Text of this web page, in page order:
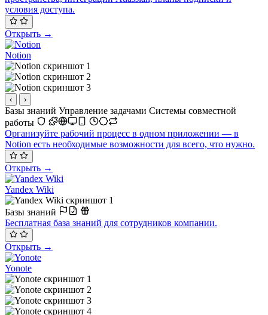
условия доступа.
Открыть →
Notion
‹ ›
Базы знаний Управление задачами Системы совместной
работы
Организуйте рабочий процесс в одном приложении — в
Notion есть необходимые возможности для всего, что нужно.
Открыть →
Yandex Wiki
Базы знаний
Бесплатная база знаний для сотрудников компании.
Открыть →
Yonote